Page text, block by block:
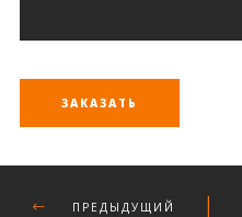
ПРЕДЫДУЩИЙ
ЗАКАЗАТЬ